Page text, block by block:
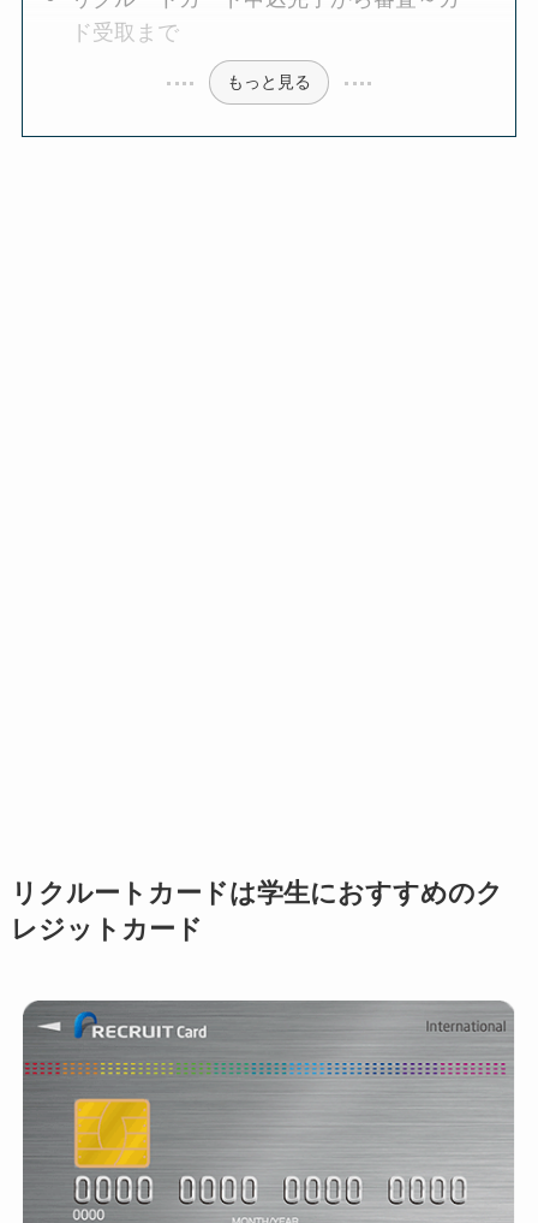
ド受取まで
もっと見る
リクルートカードは学生におすすめのク
レジットカード